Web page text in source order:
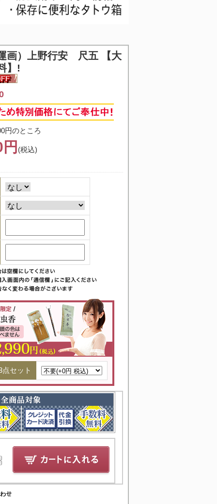
画）上野行安 尺五 【大
】!
円のところ
(税込)
セット